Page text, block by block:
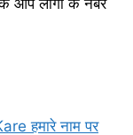
आप लोगों के नंबर
हमारे नाम पर